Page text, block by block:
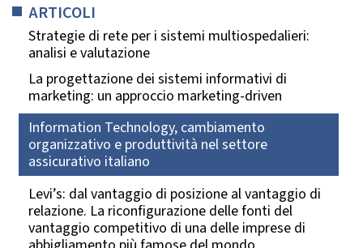
ARTICOLI
Strategie di rete per i sistemi multiospedalieri:
analisi e valutazione
La progettazione dei sistemi informativi di
marketing: un approccio marketing-driven
Information Technology, cambiamento
organizzativo e produttività nel settore
assicurativo italiano
Levi’s: dal vantaggio di posizione al vantaggio di
relazione. La riconfigurazione delle fonti del
vantaggio competitivo di una delle imprese di